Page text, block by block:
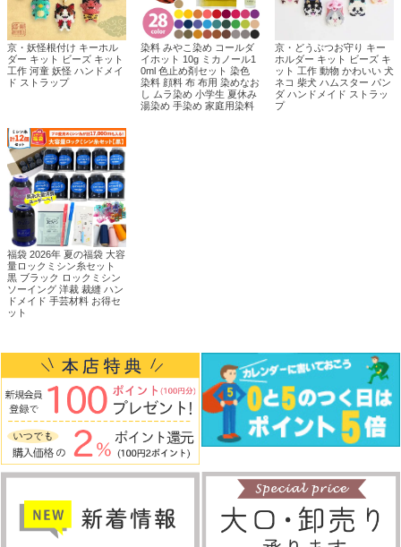
京・妖怪根付け キーホル
ダー キット ビーズ キット
工作 河童 妖怪 ハンドメイ
ド ストラップ
染料 みやこ染め コールダ
イホット 10g ミカノール1
0ml 色止め剤セット 染色
染料 顔料 布 布用 染めなお
し ムラ染め 小学生 夏休み
湯染め 手染め 家庭用染料
京・どうぶつお守り キー
ホルダー キット ビーズ キ
ット 工作 動物 かわいい 犬
ネコ 柴犬 ハムスター パン
ダ ハンドメイド ストラッ
プ
福袋 2026年 夏の福袋 大容
量ロックミシン糸セット
黒 ブラック ロックミシン
ソーイング 洋裁 裁縫 ハン
ドメイド 手芸材料 お得セ
ット